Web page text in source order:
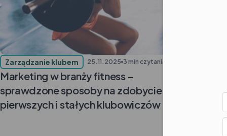
Zarządzanie klubem 25.11.2025 3 min czytania
Marketing w branży fitness –
sprawdzone sposoby na zdobycie
pierwszych i stałych klubowiczów